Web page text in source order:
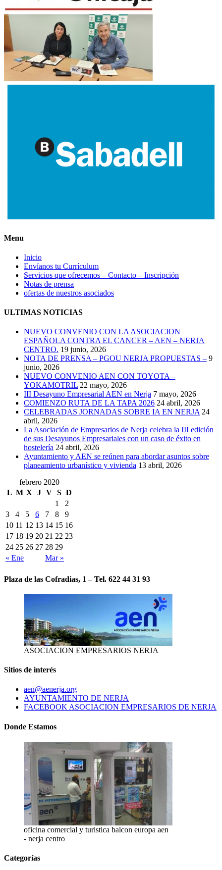
Menu
Inicio
Envíanos tu Currículum
Servicios que ofrecemos – Contacto – Inscripción
Notas de prensa
ofertas de nuestros asociados
ULTIMAS NOTICIAS
NUEVO CONVENIO CON LA ASOCIACION
ESPAÑOLA CONTRA EL CANCER – AEN – NERJA
CENTRO. 19 junio, 2026
NOTA DE PRENSA – PGOU NERJA PROPUESTAS – 9
junio, 2026
NUEVO CONVENIO AEN CON TOYOTA –
YOKAMOTRIL 22 mayo, 2026
III Desayuno Empresarial AEN en Nerja 7 mayo, 2026
COMIENZO RUTA DE LA TAPA 2026 24 abril, 2026
CELEBRADAS JORNADAS SOBRE IA EN NERJA 24
abril, 2026
La Asociación de Empresarios de Nerja celebra la III edición
de sus Desayunos Empresariales con un caso de éxito en
hostelería 24 abril, 2026
Ayuntamiento y AEN se reúnen para abordar asuntos sobre
planeamiento urbanístico y vivienda 13 abril, 2026
febrero 2020
L M X J V S D
« Ene Mar »
1
2
3
4 5 6 7 8
9
10 11 12 13 14 15 16
17 18 19 20 21 22 23
24 25 26 27 28 29
Plaza de las Cofradias, 1 – Tel. 622 44 31 93
ASOCIACION EMPRESARIOS NERJA
Sitios de interés
aen@aenerja.org
AYUNTAMIENTO DE NERJA
FACEBOOK ASOCIACION EMPRESARIOS DE NERJA
Donde Estamos
oficina comercial y turistica balcon europa aen
- nerja centro
Categorías